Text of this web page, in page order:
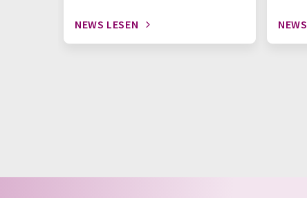
NEWS LESEN